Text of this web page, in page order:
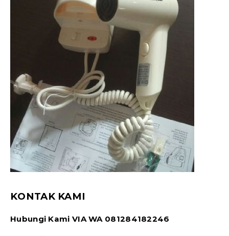
KONTAK KAMI
Hubungi Kami VIA WA 081284182246